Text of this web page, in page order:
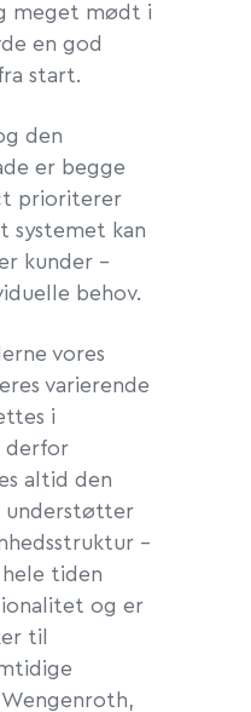
meget mødt i
en god
start.
den
er begge
prioriterer
systemet kan
kunder -
behov.
vores
varierende
i
derfor
altid den
understøtter
–
tiden
og er
til
Wengenroth,